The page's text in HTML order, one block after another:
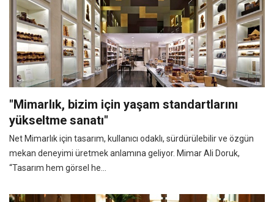
"Mimarlık, bizim için yaşam standartlarını
yükseltme sanatı"
Net Mimarlık için tasarım, kullanıcı odaklı, sürdürülebilir ve özgün
mekan deneyimi üretmek anlamına geliyor. Mimar Ali Doruk,
“Tasarım hem görsel he...